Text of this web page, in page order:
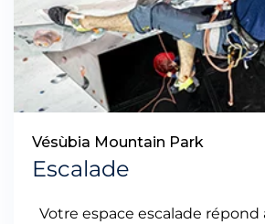
Vésùbia Mountain Park
Escalade
Votre espace escalade répond